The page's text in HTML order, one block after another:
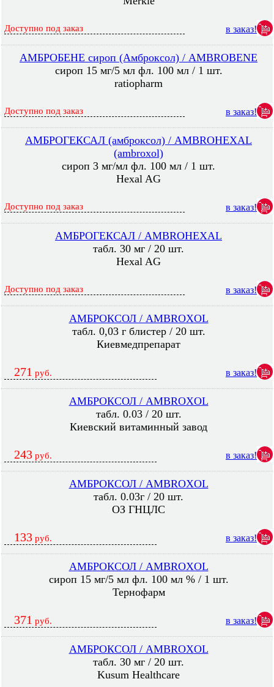
Доступно под заказ в заказ!
АМБРОБЕНЕ сироп (Амброксол) / AMBROBENE
сироп 15 мг/5 мл фл. 100 мл / 1 шт.
ratiopharm
Доступно под заказ в заказ!
АМБРОГЕКСАЛ (амброксол) / AMBROHEXAL
(ambroxol)
сироп 3 мг/мл фл. 100 мл / 1 шт.
Hexal AG
Доступно под заказ в заказ!
АМБРОГЕКСАЛ / AMBROHEXAL
табл. 30 мг / 20 шт.
Hexal AG
Доступно под заказ в заказ!
АМБРОКСОЛ / AMBROXOL
табл. 0,03 г блистер / 20 шт.
Киевмедпрепарат
271 руб. в заказ!
АМБРОКСОЛ / AMBROXOL
табл. 0.03 / 20 шт.
Киевский витаминный завод
243 руб. в заказ!
АМБРОКСОЛ / AMBROXOL
табл. 0.03г / 20 шт.
ОЗ ГНЦЛС
133 руб. в заказ!
АМБРОКСОЛ / AMBROXOL
сироп 15 мг/5 мл фл. 100 мл % / 1 шт.
Тернофарм
371 руб. в заказ!
АМБРОКСОЛ / AMBROXOL
табл. 30 мг / 20 шт.
Kusum Healthcare